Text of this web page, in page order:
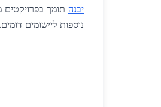
יבנה תומך בפרויקטים
נוספות ליישומים דומים.